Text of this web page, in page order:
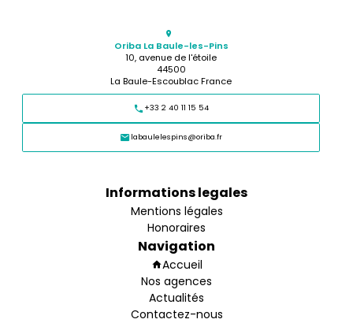
Oriba La Baule-les-Pins
10, avenue de l'étoile
44500
La Baule-Escoublac France
+33 2 40 11 15 54
labaulelespins@oriba.fr
Informations legales
Mentions légales
Honoraires
Navigation
Accueil
Nos agences
Actualités
Contactez-nous